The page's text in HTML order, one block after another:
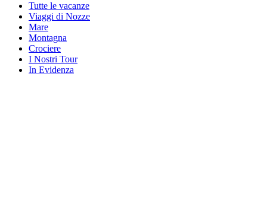
Tutte le vacanze
Viaggi di Nozze
Mare
Montagna
Crociere
I Nostri Tour
In Evidenza